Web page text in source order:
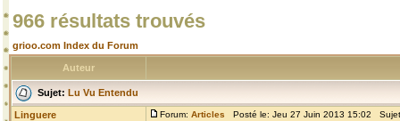
966 résultats trouvés
grioo.com Index du Forum
Auteur
Sujet: Lu Vu Entendu
Linguere Forum: Articles Posté le: Jeu 27 Juin 2013 15:02